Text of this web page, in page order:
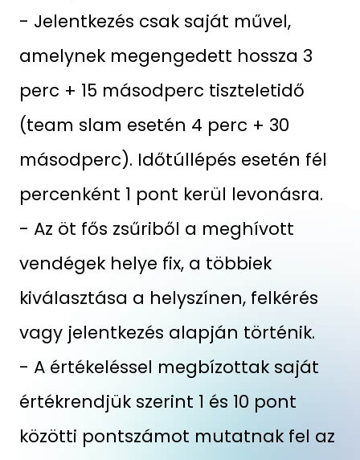
- Jelentkezés csak saját művel,
amelynek megengedett hossza 3
perc + 15 másodperc tiszteletidő
(team slam esetén 4 perc + 30
másodperc). Időtúllépés esetén fél
percenként 1 pont kerül levonásra.
- Az öt fős zsűriből a meghívott
vendégek helye fix, a többiek
kiválasztása a helyszínen, felkérés
vagy jelentkezés alapján történik.
- A értékeléssel megbízottak saját
értékrendjük szerint 1 és 10 pont
közötti pontszámot mutatnak fel az